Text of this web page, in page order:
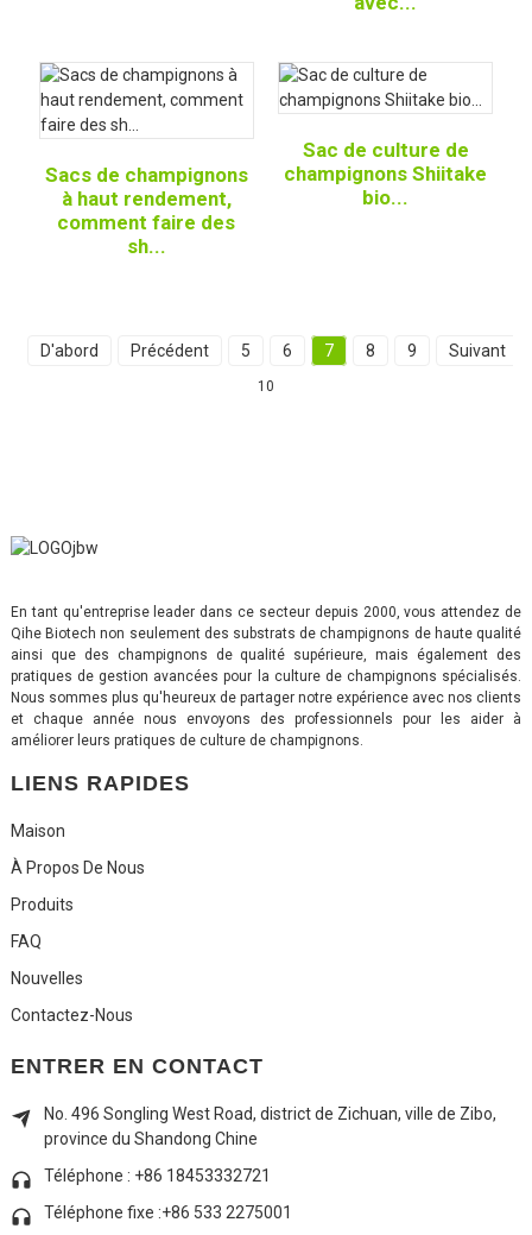
Sacs de champignons
à haut rendement,
comment faire des
sh...
Sac de culture de
champignons Shiitake
bio...
D'abord Précédent 5 6 7 8 9 Suivant
10
En tant qu'entreprise leader dans ce secteur depuis 2000, vous attendez de
Qihe Biotech non seulement des substrats de champignons de haute qualité
ainsi que des champignons de qualité supérieure, mais également des
pratiques de gestion avancées pour la culture de champignons spécialisés.
Nous sommes plus qu'heureux de partager notre expérience avec nos clients
et chaque année nous envoyons des professionnels pour les aider à
améliorer leurs pratiques de culture de champignons.
LIENS RAPIDES
Maison
À Propos De Nous
Produits
FAQ
Nouvelles
Contactez-Nous
ENTRER EN CONTACT
No. 496 Songling West Road, district de Zichuan, ville de Zibo,
province du Shandong Chine
Téléphone : +86 18453332721
Téléphone fixe :+86 533 2275001